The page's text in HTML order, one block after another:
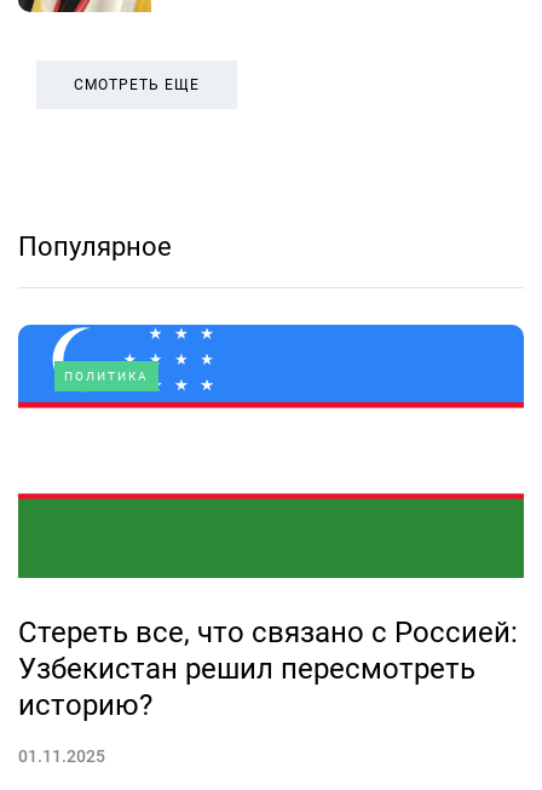
СМОТРЕТЬ ЕЩЕ
Популярное
ПОЛИТИКА
Стереть все, что связано с Россией:
Узбекистан решил пересмотреть
историю?
01.11.2025